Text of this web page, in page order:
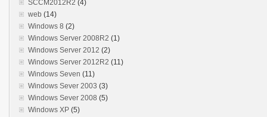
SCCM2012R2 (4)
web (14)
Windows 8 (2)
Windows Server 2008R2 (1)
Windows Server 2012 (2)
Windows Server 2012R2 (11)
Windows Seven (11)
Windows Sever 2003 (3)
Windows Sever 2008 (5)
Windows XP (5)